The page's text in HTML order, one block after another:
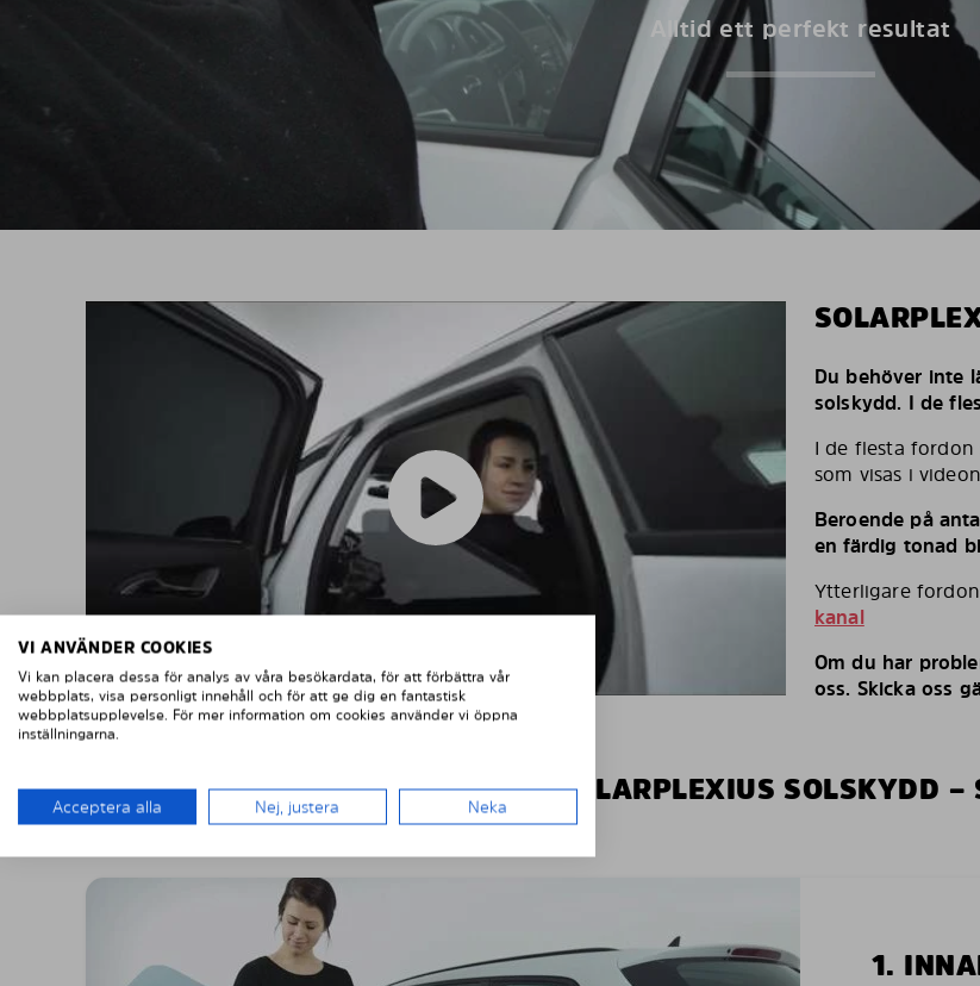
Alltid ett perfekt resultat
Du behöver inte
solskydd. I de
I de flesta fordon
som visas i
Beroende på
en färdig tonad
Ytterligare
kanal
Om du har
oss. Skicka oss
MONTERING AV SOLARPLEXIUS SOLSKYDD –
1.
VI ANVÄNDER COOKIES
Vi kan placera dessa för analys av våra besökardata, för att förbättra vår
webbplats, visa personligt innehåll och för att ge dig en fantastisk
webbplatsupplevelse. För mer information om cookies använder vi öppna
inställningarna.
Acceptera alla Nej, justera Neka